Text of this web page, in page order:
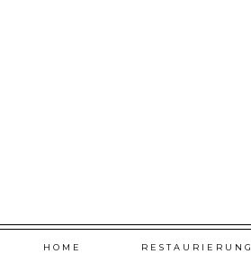
HOME RESTAURIERUNG